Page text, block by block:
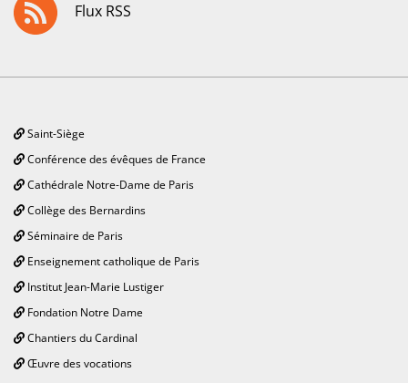
Flux RSS
Saint-Siège
Conférence des évêques de France
Cathédrale Notre-Dame de Paris
Collège des Bernardins
Séminaire de Paris
Enseignement catholique de Paris
Institut Jean-Marie Lustiger
Fondation Notre Dame
Chantiers du Cardinal
Œuvre des vocations